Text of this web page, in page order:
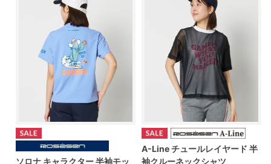
ソロナ キャラクター 半袖モッ
A-Line チュールレイヤード 半
袖クルーネックシャツ